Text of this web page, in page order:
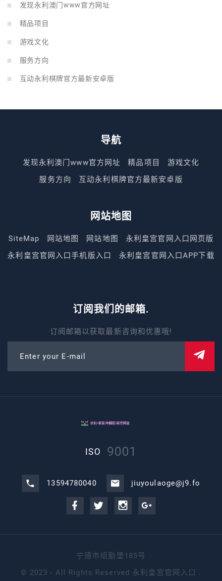
发现永利澳门www官方网址
精品项目
游戏文化
服务方向
互动永利棋牌官方最新安卓版
导航
发现永利澳门www官方网址 精品项目
游戏文化
服务方向
互动永利棋牌官方最新安卓版
网站地图
SiteMap 网站地图 网站地图
永利皇宫官网入口网页版
永利皇宫官网入口手机版入口
永利皇宫官网入口APP下载
订阅我们的邮箱.
订阅邮箱以获取最新咨询和优惠哦!
Enter your E-mail
ISO 9001
13594780040 jiuyoulaoge@j9.fo
宁德市组勤堡185号
© 2023 - All Rights Reserved 永利皇宫官网入口 .